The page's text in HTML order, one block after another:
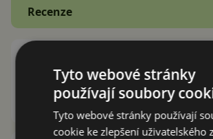
Recenze
mobilní data a
u Vodafone, O2 a T-
Lukáš Altman
Tyto webové stránky
používají soubory
Tyto webové stránky používají
cookie ke zlepšení uživatelského